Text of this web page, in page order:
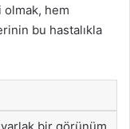
olmak, hem
bu hastalıkla